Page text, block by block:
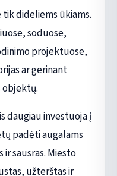
dideliems ūkiams.
soduose,
projektuose,
ar gerinant
daugiau investuoja į
padėti augalams
sausras. Miesto
užterštas ir